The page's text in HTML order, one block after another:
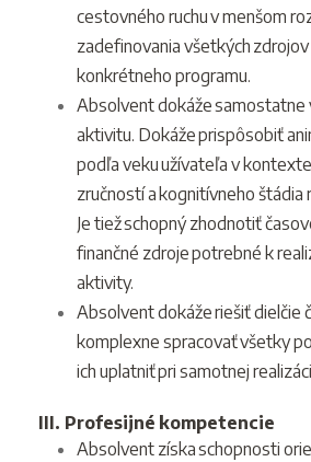
cestovného ruchu v menšom
zadefinovania všetkých zdrojov
konkrétneho programu.
Absolvent dokáže samostatne
aktivitu. Dokáže prispôsobiť
podľa veku užívateľa v
zručností a kognitívneho
Je tiež schopný zhodnotiť
finančné zdroje potrebné k
aktivity.
Absolvent dokáže riešiť dielčie
komplexne spracovať všetky
ich uplatniť pri samotnej
III. Profesijné kompetencie
Absolvent získa schopnosti